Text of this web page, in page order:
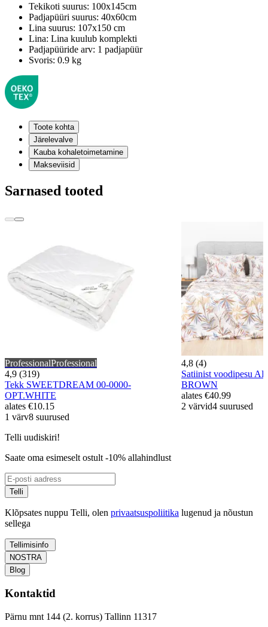
Tekikoti suurus: 100x145cm
Padjapüüri suurus: 40x60cm
Lina suurus: 107x150 cm
Lina: Lina kuulub komplekti
Padjapüüride arv: 1 padjapüür
Svoris: 0.9 kg
Toote kohta
Järelevalve
Kauba kohaletoimetamine
Makseviisid
Sarnased tooted
ProfessionalProfessional
4,9 (319)
Tekk SWEETDREAM 00-0000-
OPT.WHITE
alates €10.15
1 värv8 suurused
4,8 (4)
Satiinist voodipesu
BROWN
alates €40.99
2 värvid4 suurused
Telli uudiskiri!
Saate oma esimeselt ostult -10% allahindlust
Telli
Klõpsates nuppu Telli, olen privaatsuspoliitika lugenud ja nõustun
sellega
Tellimisinfo
NOSTRA
Blog
Kontaktid
Pärnu mnt 144 (2. korrus) Tallinn 11317